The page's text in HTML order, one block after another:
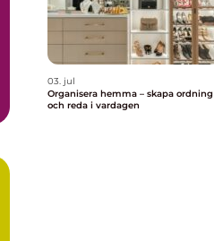
03. jul
Organisera hemma – skapa ordning
och reda i vardagen